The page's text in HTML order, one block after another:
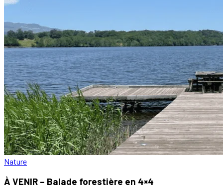
Nature
À VENIR – Balade forestière en 4×4